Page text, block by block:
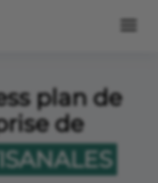
plan de
de